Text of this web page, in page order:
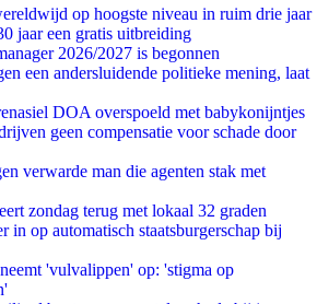
op hoogste niveau in ruim drie jaar
jaar een gratis uitbreiding
2026/2027 is begonnen
een andersluidende politieke mening, laat
DOA overspoeld met babykonijntjes
geen compensatie voor schade door
verwarde man die agenten stak met
zondag terug met lokaal 32 graden
in op automatisch staatsburgerschap bij
'vulvalippen' op: 'stigma op